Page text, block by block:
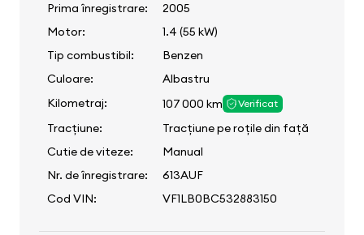
Prima înregistrare:
2005
Motor:
1.4 (55 kW)
Tip combustibil:
Benzen
Culoare:
Albastru
Kilometraj:
107 000 km Verificat
Tracțiune:
Tracțiune pe roțile din față
Cutie de viteze:
Manual
Nr. de înregistrare:
613AUF
Cod VIN:
VF1LB0BC532883150